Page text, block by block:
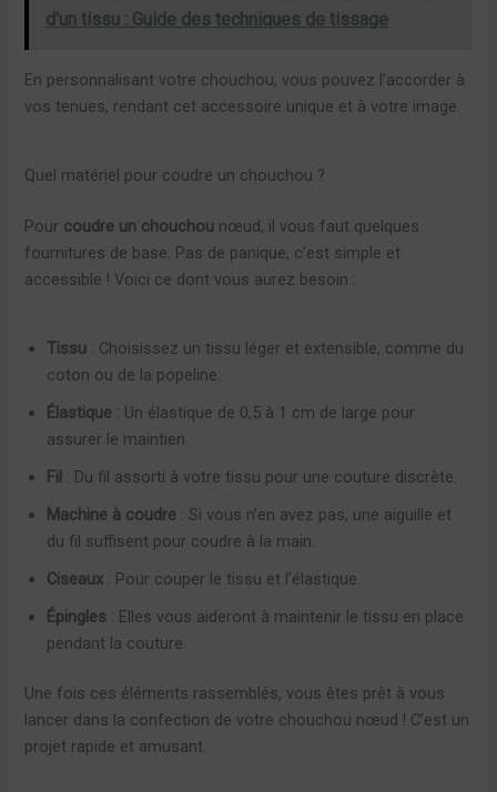
d'un tissu : Guide des techniques de tissage
En personnalisant votre chouchou, vous pouvez l’accorder à
vos tenues, rendant cet accessoire unique et à votre image.
Quel matériel pour coudre un chouchou ?
Pour coudre un chouchou nœud, il vous faut quelques
fournitures de base. Pas de panique, c’est simple et
accessible ! Voici ce dont vous aurez besoin :
Tissu : Choisissez un tissu léger et extensible, comme du
coton ou de la popeline.
Élastique : Un élastique de 0,5 à 1 cm de large pour
assurer le maintien.
Fil : Du fil assorti à votre tissu pour une couture discrète.
Machine à coudre : Si vous n’en avez pas, une aiguille et
du fil suffisent pour coudre à la main.
Ciseaux : Pour couper le tissu et l’élastique.
Épingles : Elles vous aideront à maintenir le tissu en place
pendant la couture.
Une fois ces éléments rassemblés, vous êtes prêt à vous
lancer dans la confection de votre chouchou nœud ! C’est un
projet rapide et amusant.